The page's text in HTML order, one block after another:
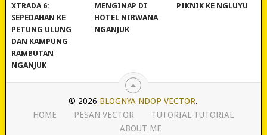
XTRADA 6:
SEPEDAHAN KE
PETUNG ULUNG
DAN KAMPUNG
RAMBUTAN
NGANJUK
MENGINAP DI
HOTEL NIRWANA
NGANJUK
PIKNIK KE NGLUYU
© 2026 BLOGNYA NDOP VECTOR.
HOME
PESAN VECTOR
TUTORIAL-TUTORIAL
ABOUT ME